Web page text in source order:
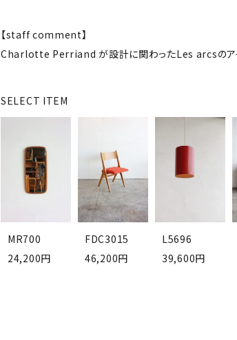
【staff comment】
Charlotte Perriand が設計に関わったLes arcsのア
SELECT ITEM
MR700
24,200円
FDC3015
46,200円
L5696
39,600円